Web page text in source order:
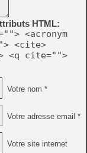
HTML:
<acronym
<cite>
<q cite="">
Votre nom *
Votre adresse email *
Votre site internet